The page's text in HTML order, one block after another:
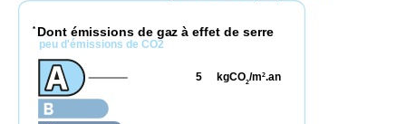
* Dont émissions de gaz à effet de serre
peu d'émissions de CO2
kgCO2/m2.an
5